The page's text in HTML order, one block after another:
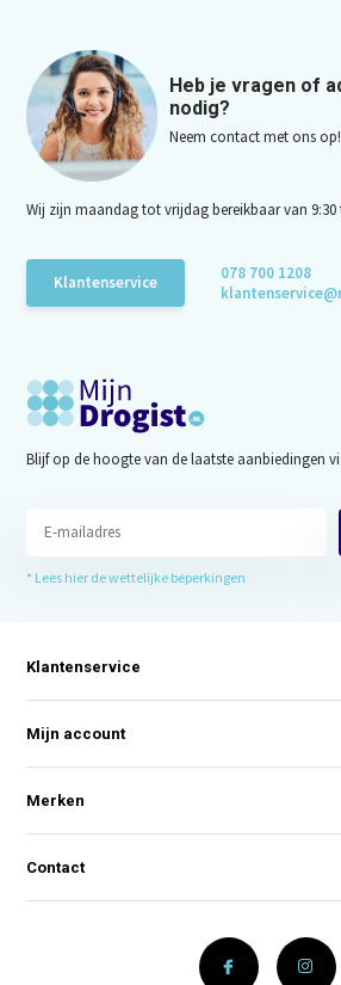
Heb je vragen of
nodig?
Neem contact met ons op!
Wij zijn maandag tot vrijdag bereikbaar van 9:30
Klantenservice
078 700 1208
Blijf op de hoogte van de laatste aanbiedingen
* Lees hier de wettelijke beperkingen
Klantenservice
Mijn account
Merken
Contact